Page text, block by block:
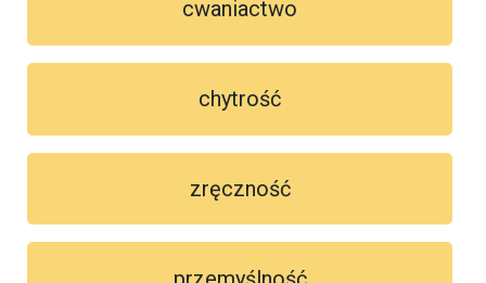
cwaniactwo
chytrość
zręczność